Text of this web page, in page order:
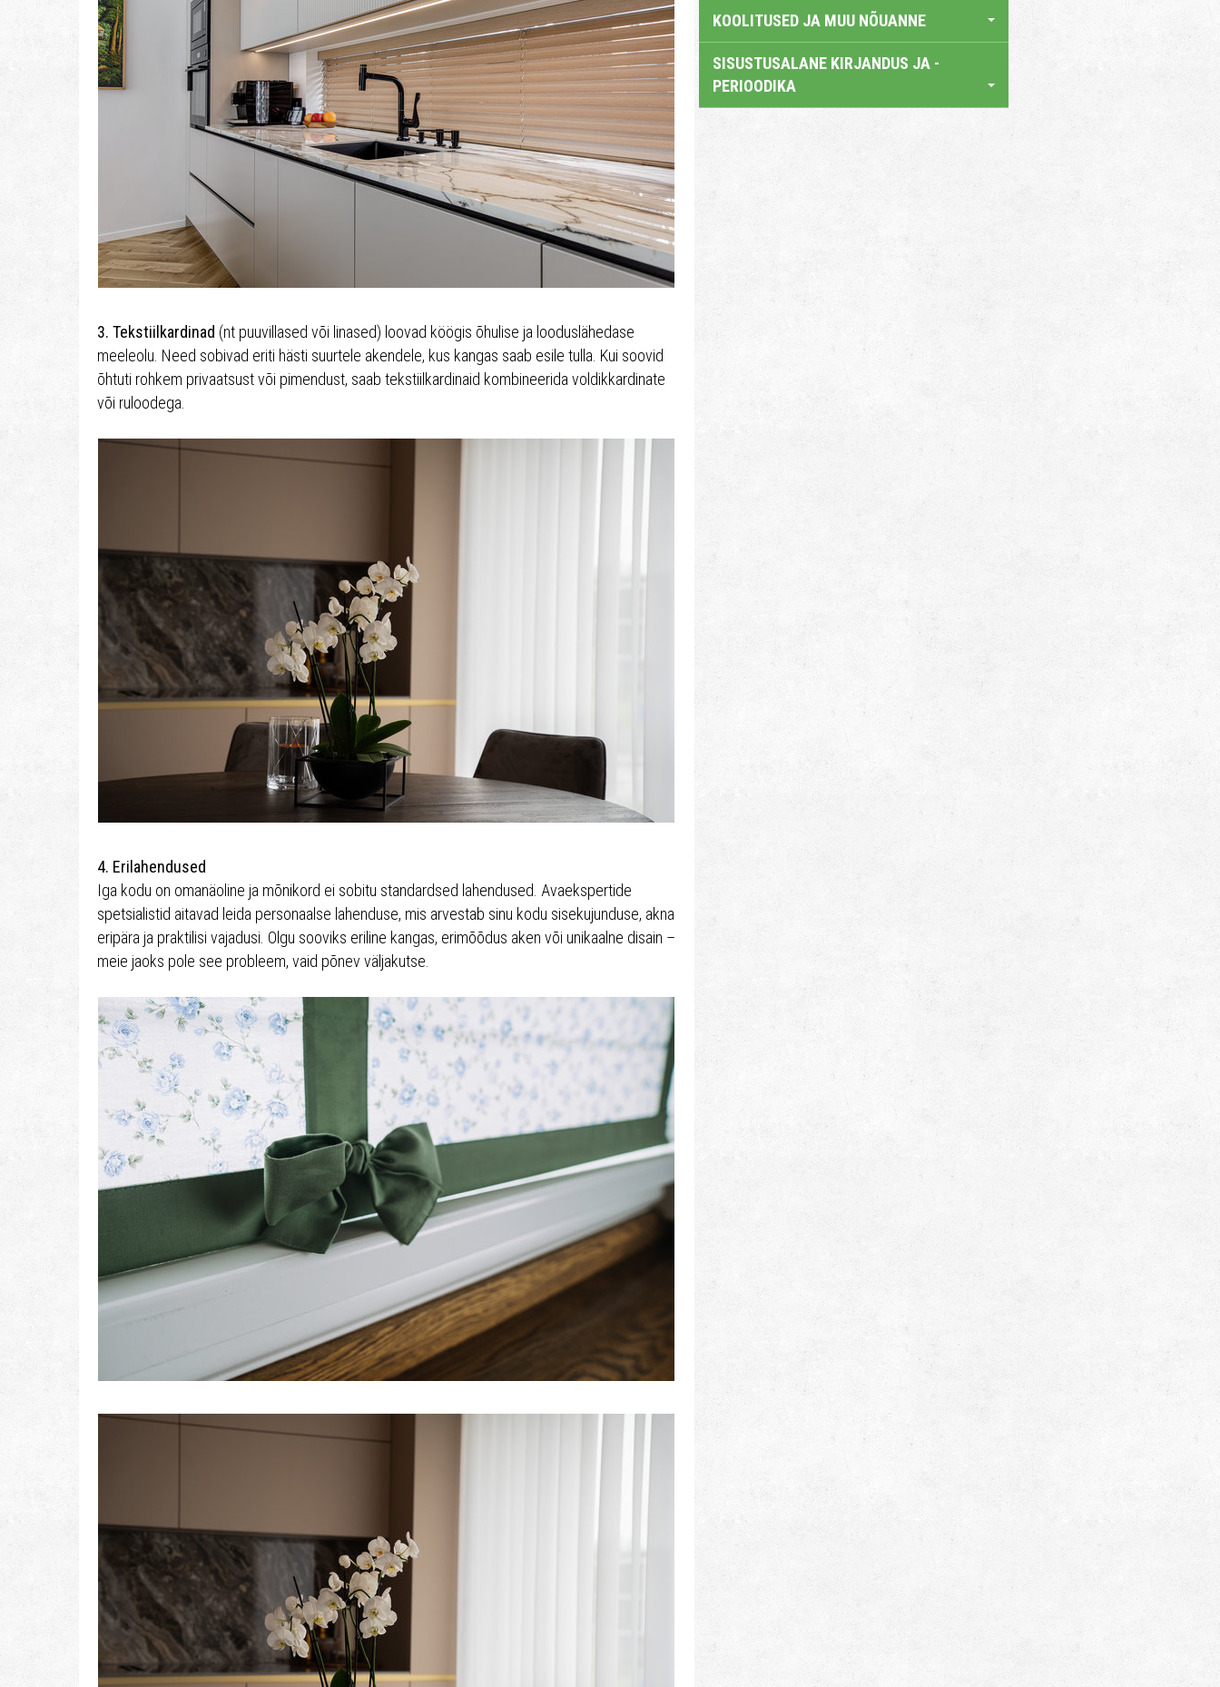
3. Tekstiilkardinad (nt puuvillased või linased) loovad köögis õhulise ja looduslähedase
meeleolu. Need sobivad eriti hästi suurtele akendele, kus kangas saab esile tulla. Kui soovid
õhtuti rohkem privaatsust või pimendust, saab tekstiilkardinaid kombineerida voldikkardinate
või ruloodega.
4. Erilahendused
Iga kodu on omanäoline ja mõnikord ei sobitu standardsed lahendused. Avaekspertide
spetsialistid aitavad leida personaalse lahenduse, mis arvestab sinu kodu sisekujunduse, akna
eripära ja praktilisi vajadusi. Olgu sooviks eriline kangas, erimõõdus aken või unikaalne disain –
meie jaoks pole see probleem, vaid põnev väljakutse.
KOOLITUSED JA MUU NÕUANNE
SISUSTUSALANE KIRJANDUS JA -
PERIOODIKA